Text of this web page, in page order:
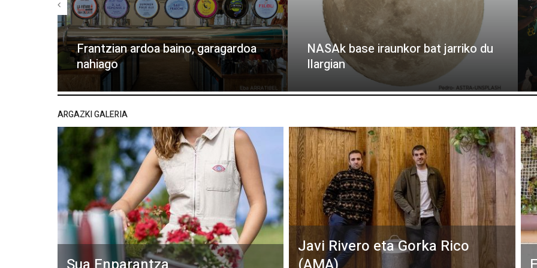
Frantzian ardoa baino, garagardoa
nahiago
NASAk base iraunkor bat jarriko du
Ilargian
ARGAZKI GALERIA
Javi Rivero eta Gorka Rico